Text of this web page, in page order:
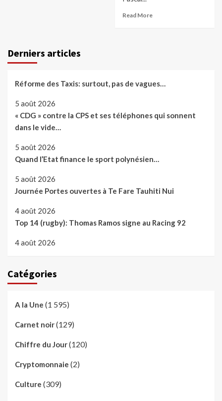
Read More
Derniers articles
Réforme des Taxis: surtout, pas de vagues…
5 août 2026
« CDG » contre la CPS et ses téléphones qui sonnent
dans le vide…
5 août 2026
Quand l’Etat finance le sport polynésien…
5 août 2026
Journée Portes ouvertes à Te Fare Tauhiti Nui
4 août 2026
Top 14 (rugby): Thomas Ramos signe au Racing 92
4 août 2026
Catégories
A la Une (1 595)
Carnet noir(129)
Chiffre du Jour(120)
Cryptomonnaie (2)
Culture (309)